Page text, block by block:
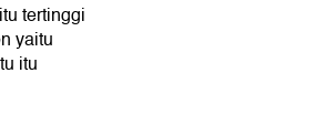
tertinggi
yaitu
itu